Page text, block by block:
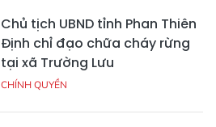
Chủ tịch UBND tỉnh Phan Thiên
Định chỉ đạo chữa cháy rừng
tại xã Trường Lưu
CHÍNH QUYỀN